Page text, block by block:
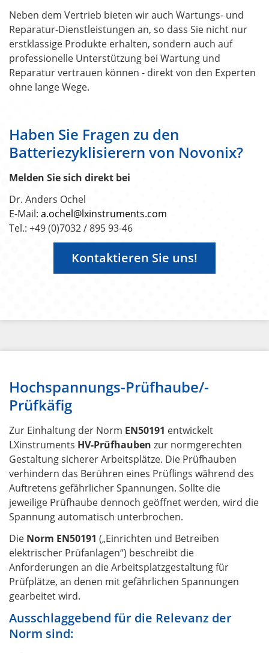
Neben dem Vertrieb bieten wir auch Wartungs- und
Reparatur-Dienstleistungen an, so dass Sie nicht nur
erstklassige Produkte erhalten, sondern auch auf
professionelle Unterstützung bei Wartung und
Reparatur vertrauen können - direkt von den Experten
ohne lange Wege.
Haben Sie Fragen zu den
Batteriezyklisierern von Novonix?
Melden Sie sich direkt bei
Dr. Anders Ochel
E-Mail: a.ochel@lxinstruments.com
Tel.: +49 (0)7032 / 895 93-46
Kontaktieren Sie uns!
Hochspannungs-Prüfhaube/-
Prüfkäfig
Zur Einhaltung der Norm EN50191 entwickelt
LXinstruments HV-Prüfhauben zur normgerechten
Gestaltung sicherer Arbeitsplätze. Die Prüfhauben
verhindern das Berühren eines Prüflings während des
Auftretens gefährlicher Spannungen. Sollte die
jeweilige Prüfhaube dennoch geöffnet werden, wird die
Spannung automatisch unterbrochen.
Die Norm EN50191 („Einrichten und Betreiben
elektrischer Prüfanlagen“) beschreibt die
Anforderungen an die Arbeitsplatzgestaltung für
Prüfplätze, an denen mit gefährlichen Spannungen
gearbeitet wird.
Ausschlaggebend für die Relevanz der
Norm sind: